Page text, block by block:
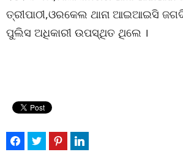
ତ୍ରୀପାଠୀ,ଓରକେଲ ଥାନା ଆଇଆଇସି
ପୁଲିସ ଅଧିକାରୀ ଉପସ୍ଥିତ ଥିଲେ ।